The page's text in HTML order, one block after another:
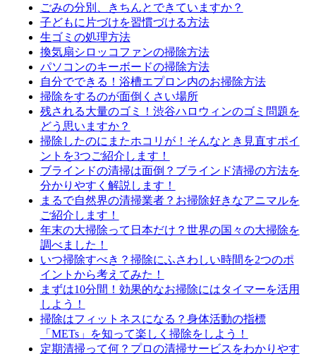
ごみの分別、きちんとできていますか？
子どもに片づけを習慣づける方法
生ゴミの処理方法
換気扇シロッコファンの掃除方法
パソコンのキーボードの掃除方法
自分でできる！浴槽エプロン内のお掃除方法
掃除をするのが面倒くさい場所
残される大量のゴミ！渋谷ハロウィンのゴミ問題を
どう思いますか？
掃除したのにまたホコリが！そんなとき見直すポイ
ントを3つご紹介します！
ブラインドの清掃は面倒？ブラインド清掃の方法を
分かりやすく解説します！
まるで自然界の清掃業者？お掃除好きなアニマルを
ご紹介します！
年末の大掃除って日本だけ？世界の国々の大掃除を
調べました！
いつ掃除すべき？掃除にふさわしい時間を2つのポ
イントから考えてみた！
まずは10分間！効果的なお掃除にはタイマーを活用
しよう！
掃除はフィットネスになる？身体活動の指標
「METs」を知って楽しく掃除をしよう！
定期清掃って何？プロの清掃サービスをわかりやす